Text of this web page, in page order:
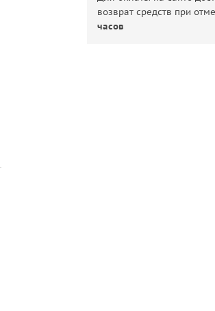
возврат средств при
часов